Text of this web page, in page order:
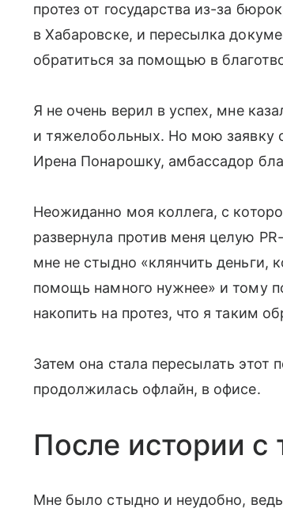
протез от государства из-за
в Хабаровске, и пересылка
обратиться за помощью в
Я не очень верил в успех, мне
и тяжелобольных. Но мою заявку
Ирена Понарошку, амбассадор
Неожиданно моя коллега, с
развернула против меня целую
мне не стыдно «клянчить деньги,
помощь намного нужнее» и тому
накопить на протез, что я таким
Затем она стала пересылать
продолжилась офлайн, в офисе.
После истории с
Мне было стыдно и неудобно, ведь